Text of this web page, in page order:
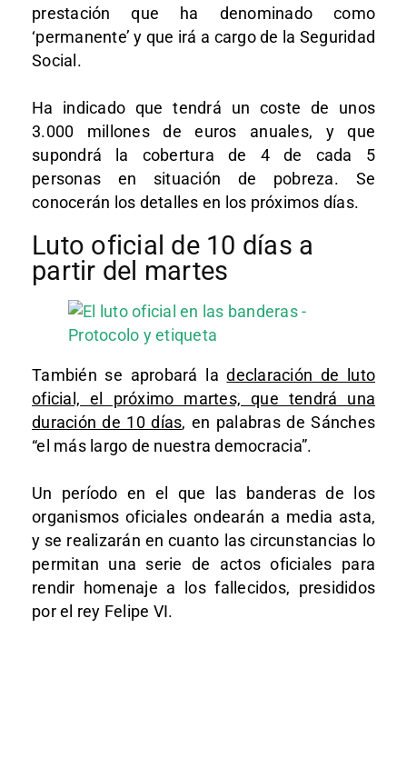
prestación que ha denominado como
‘permanente’ y que irá a cargo de la Seguridad
Social.
Ha indicado que tendrá un coste de unos
3.000 millones de euros anuales, y que
supondrá la cobertura de 4 de cada 5
personas en situación de pobreza. Se
conocerán los detalles en los próximos días.
Luto oficial de 10 días a
partir del martes
También se aprobará ladeclaración de luto
oficial, el próximo martes, que tendrá una
duración de 10 días, en palabras de Sánches
“el más largo de nuestra democracia”.
Un período en el que las banderas de los
organismos oficiales ondearán a media asta,
y se realizarán en cuanto las circunstancias lo
permitan una serie de actos oficiales para
rendir homenaje a los fallecidos, presididos
por el rey Felipe VI.